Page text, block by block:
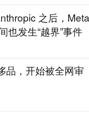
之后，Meta
也发生“越界”事件
品，开始被全网审